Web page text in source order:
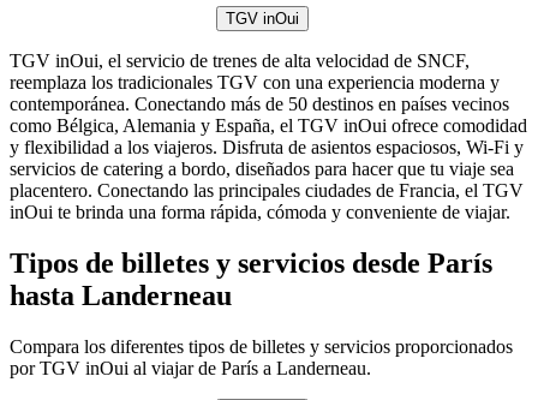
TGV inOui
TGV inOui, el servicio de trenes de alta velocidad de SNCF,
reemplaza los tradicionales TGV con una experiencia moderna y
contemporánea. Conectando más de 50 destinos en países vecinos
como Bélgica, Alemania y España, el TGV inOui ofrece comodidad
y flexibilidad a los viajeros. Disfruta de asientos espaciosos, Wi-Fi y
servicios de catering a bordo, diseñados para hacer que tu viaje sea
placentero. Conectando las principales ciudades de Francia, el TGV
inOui te brinda una forma rápida, cómoda y conveniente de viajar.
Tipos de billetes y servicios desde París
hasta Landerneau
Compara los diferentes tipos de billetes y servicios proporcionados
por TGV inOui al viajar de París a Landerneau.